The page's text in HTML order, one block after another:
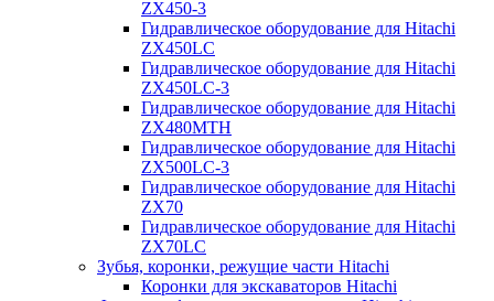
ZX450-3
Гидравлическое оборудование для Hitachi
ZX450LC
Гидравлическое оборудование для Hitachi
ZX450LC-3
Гидравлическое оборудование для Hitachi
ZX480MTH
Гидравлическое оборудование для Hitachi
ZX500LC-3
Гидравлическое оборудование для Hitachi
ZX70
Гидравлическое оборудование для Hitachi
ZX70LC
Зубья, коронки, режущие части Hitachi
Коронки для экскаваторов Hitachi